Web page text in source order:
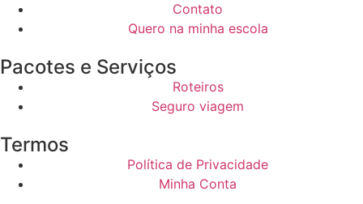
Contato
Quero na minha escola
Pacotes e Serviços
Roteiros
Seguro viagem
Termos
Política de Privacidade
Minha Conta